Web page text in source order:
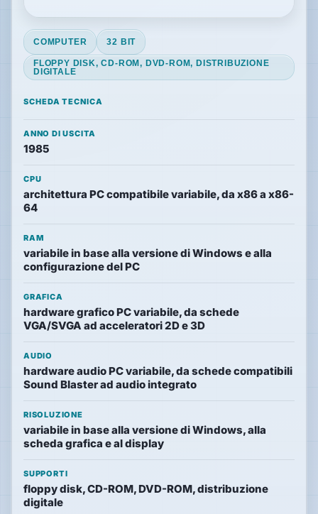
News
Speciali
Guide
Classici
giocabili
Emulatori
e
interpreti
Memories
Hardware
PIATTAFORME
le
piattaforme
COMPUTER 32 BIT
FLOPPY DISK, CD-ROM, DVD-ROM, DISTRIBUZIONE
DIGITALE
SCHEDA TECNICA
ANNO DI USCITA
1985
CPU
architettura PC compatibile variabile, da x86 a x86-
64
RAM
variabile in base alla versione di Windows e alla
configurazione del PC
GRAFICA
hardware grafico PC variabile, da schede
VGA/SVGA ad acceleratori 2D e 3D
AUDIO
hardware audio PC variabile, da schede compatibili
Sound Blaster ad audio integrato
RISOLUZIONE
variabile in base alla versione di Windows, alla
scheda grafica e al display
SUPPORTI
floppy disk, CD-ROM, DVD-ROM, distribuzione
digitale